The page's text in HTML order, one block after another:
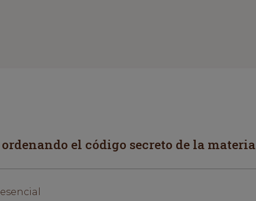
el código secreto de la materia